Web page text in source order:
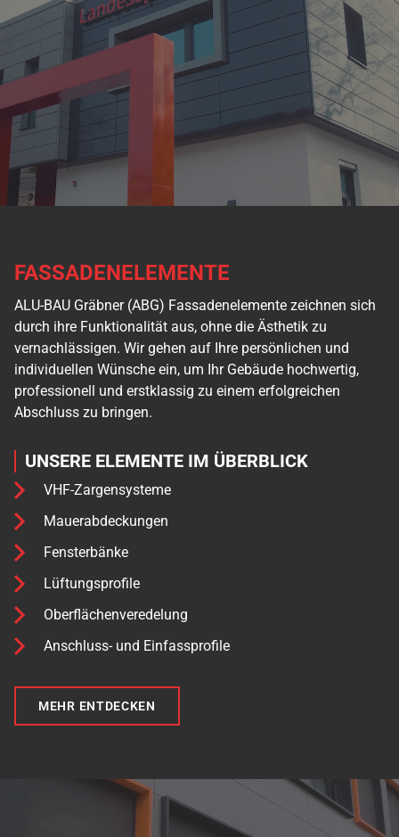
FASSADENELEMENTE
ALU-BAU Gräbner (ABG) Fassadenelemente zeichnen sich
durch ihre Funktionalität aus, ohne die Ästhetik zu
vernachlässigen. Wir gehen auf Ihre persönlichen und
individuellen Wünsche ein, um Ihr Gebäude hochwertig,
professionell und erstklassig zu einem erfolgreichen
Abschluss zu bringen.
UNSERE ELEMENTE IM ÜBERBLICK
VHF-Zargensysteme
Mauerabdeckungen
Fensterbänke
Lüftungsprofile
Oberflächenveredelung
Anschluss- und Einfassprofile
MEHR ENTDECKEN